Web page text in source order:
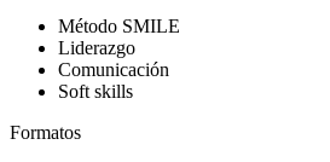
Método SMILE
Liderazgo
Comunicación
Soft skills
Formatos